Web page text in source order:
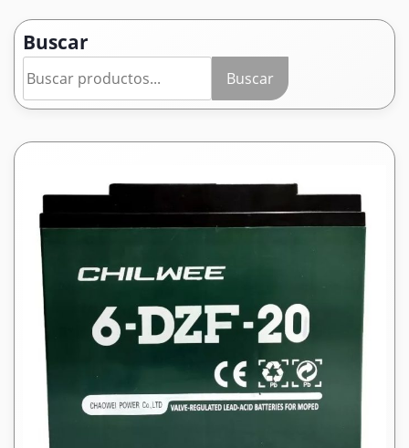
Buscar
Buscar